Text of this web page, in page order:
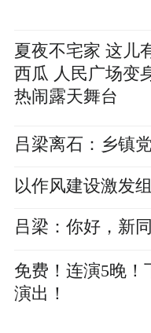
夏夜不宅家 这儿
西瓜 人民广场变
热闹露天舞台
吕梁离石：乡镇
以作风建设激发
吕梁：你好，新
免费！连演5晚！
演出！